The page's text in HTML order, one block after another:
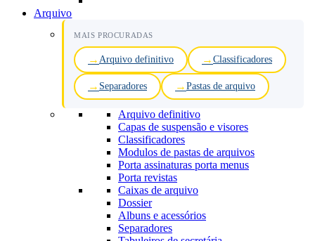
Arquivo
MAIS PROCURADAS
Arquivo definitivo Classificadores
Separadores Pastas de arquivo
Arquivo definitivo
Capas de suspensão e visores
Classificadores
Modulos de pastas de arquivos
Porta assinaturas porta menus
Porta revistas
Caixas de arquivo
Dossier
Albuns e acessórios
Separadores